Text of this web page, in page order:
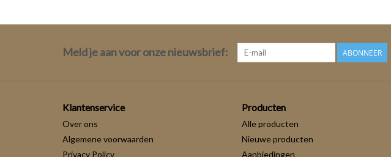
Meld je aan voor onze nieuwsbrief: ABONNEER
Klantenservice
Over ons
Algemene voorwaarden
Privacy Policy
Producten
Alle producten
Nieuwe producten
Aanbiedingen